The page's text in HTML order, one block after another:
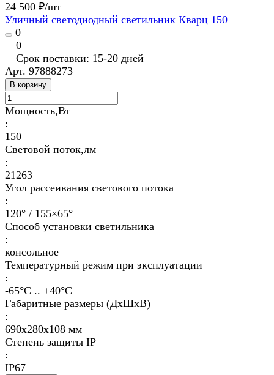
24 500 ₽/шт
Уличный светодиодный светильник Кварц 150
0
0
Срок поставки: 15-20 дней
Арт. 97888273
В корзину
Мощность,Вт
:
150
Световой поток,лм
:
21263
Угол рассеивания светового потока
:
120° / 155×65°
Способ установки светильника
:
консольное
Температурный режим при эксплуатации
:
-65°С .. +40°C
Габаритные размеры (ДхШхВ)
:
690х280х108 мм
Степень защиты IP
:
IP67